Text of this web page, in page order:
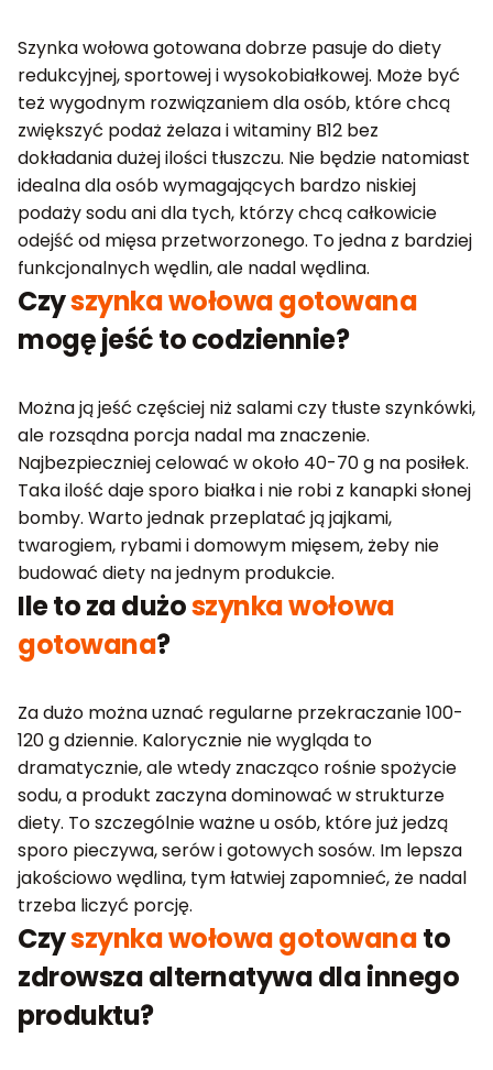
Szynka wołowa gotowana dobrze pasuje do diety
redukcyjnej, sportowej i wysokobiałkowej. Może być
też wygodnym rozwiązaniem dla osób, które chcą
zwiększyć podaż żelaza i witaminy B12 bez
dokładania dużej ilości tłuszczu. Nie będzie natomiast
idealna dla osób wymagających bardzo niskiej
podaży sodu ani dla tych, którzy chcą całkowicie
odejść od mięsa przetworzonego. To jedna z bardziej
funkcjonalnych wędlin, ale nadal wędlina.
Czyszynka wołowa gotowana
mogę jeść to codziennie?
Można ją jeść częściej niż salami czy tłuste szynkówki,
ale rozsądna porcja nadal ma znaczenie.
Najbezpieczniej celować w około 40-70 g na posiłek.
Taka ilość daje sporo białka i nie robi z kanapki słonej
bomby. Warto jednak przeplatać ją jajkami,
twarogiem, rybami i domowym mięsem, żeby nie
budować diety na jednym produkcie.
Ile to za dużoszynka wołowa
gotowana?
Za dużo można uznać regularne przekraczanie 100-
120 g dziennie. Kalorycznie nie wygląda to
dramatycznie, ale wtedy znacząco rośnie spożycie
sodu, a produkt zaczyna dominować w strukturze
diety. To szczególnie ważne u osób, które już jedzą
sporo pieczywa, serów i gotowych sosów. Im lepsza
jakościowo wędlina, tym łatwiej zapomnieć, że nadal
trzeba liczyć porcję.
Czyszynka wołowa gotowanato
zdrowsza alternatywa dla innego
produktu?